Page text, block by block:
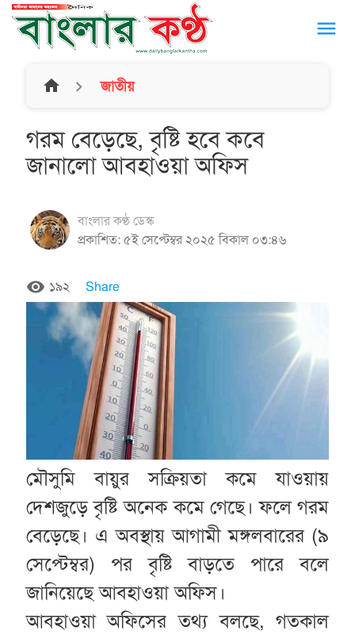
menu
home জাতীয়
গরম বেড়েছে, বৃষ্টি হবে কবে
জানালো আবহাওয়া অফিস
বাংলার কণ্ঠ ডেস্ক
প্রকাশিত: ৫ই সেপ্টেম্বর ২০২৫ বিকাল ০৩:৪৬
remove_red_eye ১৯২ Share
মৌসুমি বায়ুর সক্রিয়তা কমে যাওয়ায়
দেশজুড়ে বৃষ্টি অনেক কমে গেছে। ফলে গরম
বেড়েছে। এ অবস্থায় আগামী মঙ্গলবারের (৯
সেপ্টেম্বর) পর বৃষ্টি বাড়তে পারে বলে
জানিয়েছে আবহাওয়া অফিস।
আবহাওয়া অফিসের তথ্য বলছে, গতকাল